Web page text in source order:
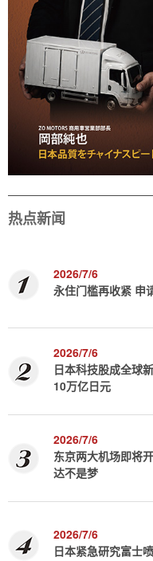
热点新闻
2026/7/6
永住门槛再收紧 申
2026/7/6
日本科技股成全球
10万亿日元
2026/7/6
东京两大机场即将
达不是梦
2026/7/6
日本紧急研究富士